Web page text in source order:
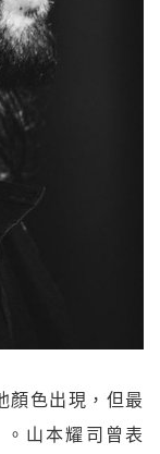
顏色出現，但最
山本耀司曾表